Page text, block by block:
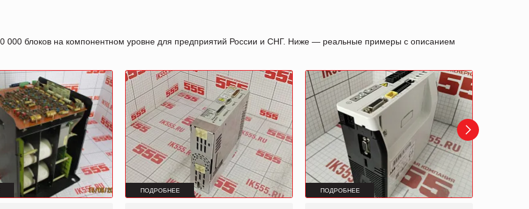
000 блоков на компонентном уровне для предприятий России и СНГ. Ниже — реальные примеры с описанием
ПОДРОБНЕЕ ПОДРОБНЕЕ